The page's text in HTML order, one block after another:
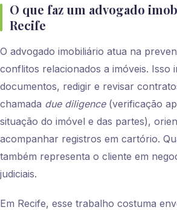
O que faz um advogado
Recife
O advogado imobiliário atua na
conflitos relacionados a imóveis. Isso
documentos, redigir e revisar
chamada due diligence(verificação
situação do imóvel e das partes),
acompanhar registros em cartório.
também representa o cliente em
judiciais.
Em Recife, esse trabalho costuma